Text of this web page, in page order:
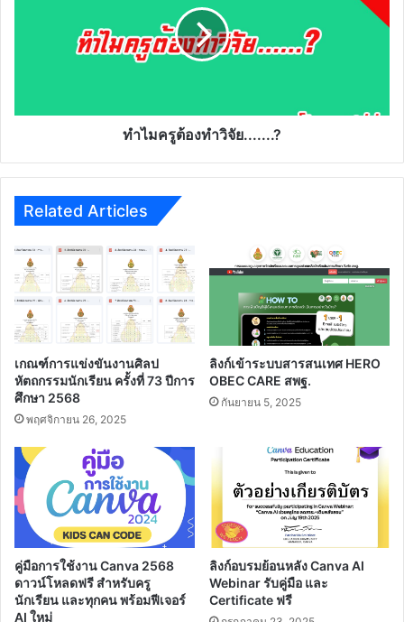
ทำไมครูต้องทำวิจัย.......?
Related Articles
เกณฑ์การแข่งขันงานศิลป
หัตถกรรมนักเรียน ครั้งที่ 73 ปีการ
ศึกษา 2568
พฤศจิกายน 26, 2025
ลิงก์เข้าระบบสารสนเทศ HERO
OBEC CARE สพฐ.
กันยายน 5, 2025
คู่มือการใช้งาน Canva 2568
ดาวน์โหลดฟรี สำหรับครู
นักเรียน และทุกคน พร้อมฟีเจอร์
AI ใหม่
ลิงก์อบรมย้อนหลัง Canva AI
Webinar รับคู่มือ และ
Certificate ฟรี